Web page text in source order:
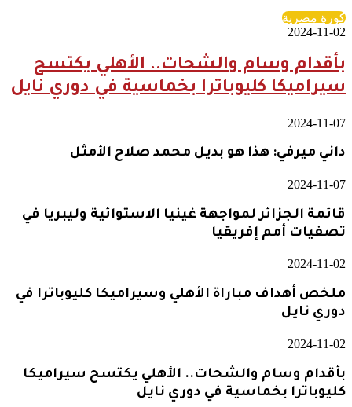
كورة مصرية
2024-11-02
بأقدام وسام والشحات.. الأهلي يكتسح
سيراميكا كليوباترا بخماسية في دوري نايل
2024-11-07
داني ميرفي: هذا هو بديل محمد صلاح الأمثل
2024-11-07
قائمة الجزائر لمواجهة غينيا الاستوائية وليبريا في
تصفيات أمم إفريقيا
2024-11-02
ملخص أهداف مباراة الأهلي وسيراميكا كليوباترا في
دوري نايل
2024-11-02
بأقدام وسام والشحات.. الأهلي يكتسح سيراميكا
كليوباترا بخماسية في دوري نايل